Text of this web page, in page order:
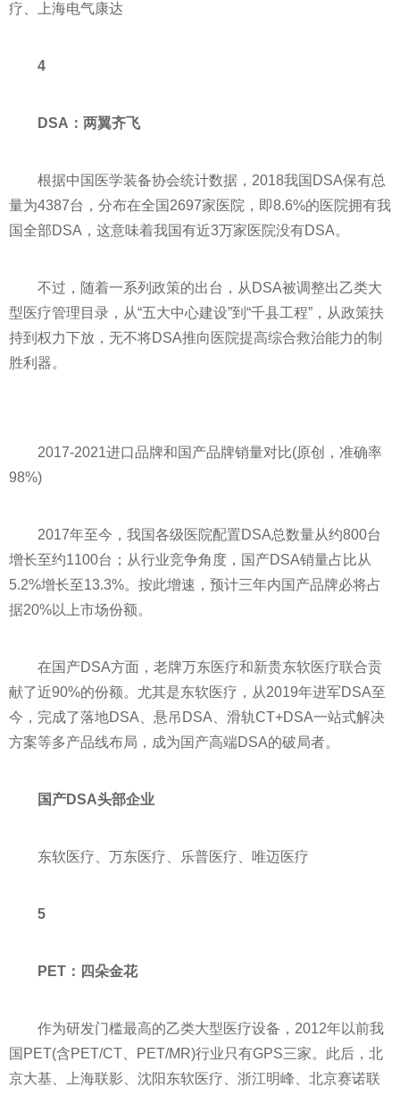
疗、上海电气康达
4
DSA：两翼齐飞
根据中国医学装备协会统计数据，2018我国DSA保有总
量为4387台，分布在全国2697家医院，即8.6%的医院拥有我
国全部DSA，这意味着我国有近3万家医院没有DSA。
不过，随着一系列政策的出台，从DSA被调整出乙类大
型医疗管理目录，从“五大中心建设”到“千县工程”，从政策扶
持到权力下放，无不将DSA推向医院提高综合救治能力的制
胜利器。
2017-2021进口品牌和国产品牌销量对比(原创，准确率
98%)
2017年至今，我国各级医院配置DSA总数量从约800台
增长至约1100台；从行业竞争角度，国产DSA销量占比从
5.2%增长至13.3%。按此增速，预计三年内国产品牌必将占
据20%以上市场份额。
在国产DSA方面，老牌万东医疗和新贵东软医疗联合贡
献了近90%的份额。尤其是东软医疗，从2019年进军DSA至
今，完成了落地DSA、悬吊DSA、滑轨CT+DSA一站式解决
方案等多产品线布局，成为国产高端DSA的破局者。
国产DSA头部企业
东软医疗、万东医疗、乐普医疗、唯迈医疗
5
PET：四朵金花
作为研发门槛最高的乙类大型医疗设备，2012年以前我
国PET(含PET/CT、PET/MR)行业只有GPS三家。此后，北
京大基、上海联影、沈阳东软医疗、浙江明峰、北京赛诺联